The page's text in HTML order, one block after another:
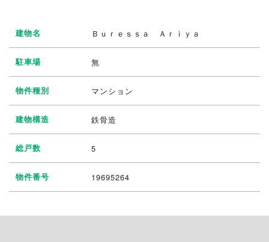
建物名 Ｂｕｒｅｓｓａ Ａｒｉｙａ
駐車場 無
物件種別 マンション
建物構造 鉄骨造
総戸数 5
物件番号 19695264